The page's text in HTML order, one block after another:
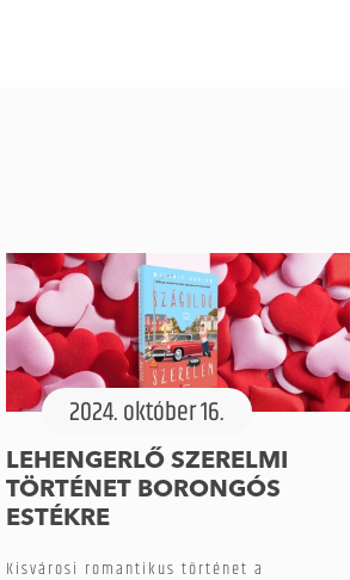
2024. október 16.
LEHENGERLŐ SZERELMI
TÖRTÉNET BORONGÓS
ESTÉKRE
Kisvárosi romantikus történet a